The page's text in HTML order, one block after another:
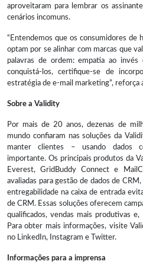
aproveitaram para lembrar os
cenários incomuns.
“Entendemos que os consumidores de
optam por se alinhar com marcas que
palavras de ordem: empatia ao
conquistá-los, certifique-se de
estratégia de e-mail marketing”, reforça
Sobre a Validity
Por mais de 20 anos, dezenas de
mundo confiaram nas soluções da
manter clientes – usando dados
importante. Os principais produtos da
Everest, GridBuddy Connect e
avaliadas para gestão de dados de
entregabilidade na caixa de entrada
de CRM. Essas soluções oferecem
qualificados, vendas mais produtivas
Para obter mais informações, visite
no LinkedIn, Instagram e Twitter.
Informações para a imprensa